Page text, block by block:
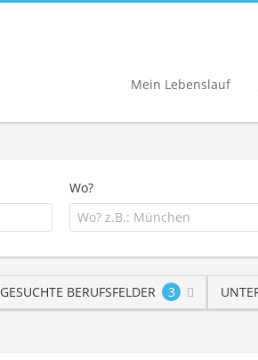
Mein Lebenslauf
Wo?
GESUCHTE BERUFSFELDER 3